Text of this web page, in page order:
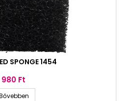
SPONGE 1454
Ár
980 Ft